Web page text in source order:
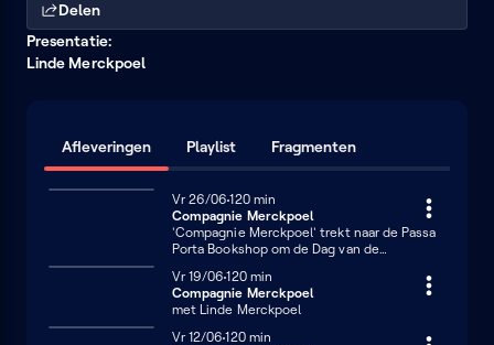
Delen
Presentatie:
Linde Merckpoel
Afleveringen Playlist Fragmenten
Vrijdag 26 juni
Vr 26/06120 minuten
120 min
Compagnie Merckpoel
'Compagnie Merckpoel' trekt naar de Passa
Porta Bookshop om de Dag van de
Vrijdag 19 juni
Vr 19/06120 minuten
120 min
Compagnie Merckpoel
met Linde Merckpoel
Vrijdag 12 juni
Vr 12/06120 minuten
120 min